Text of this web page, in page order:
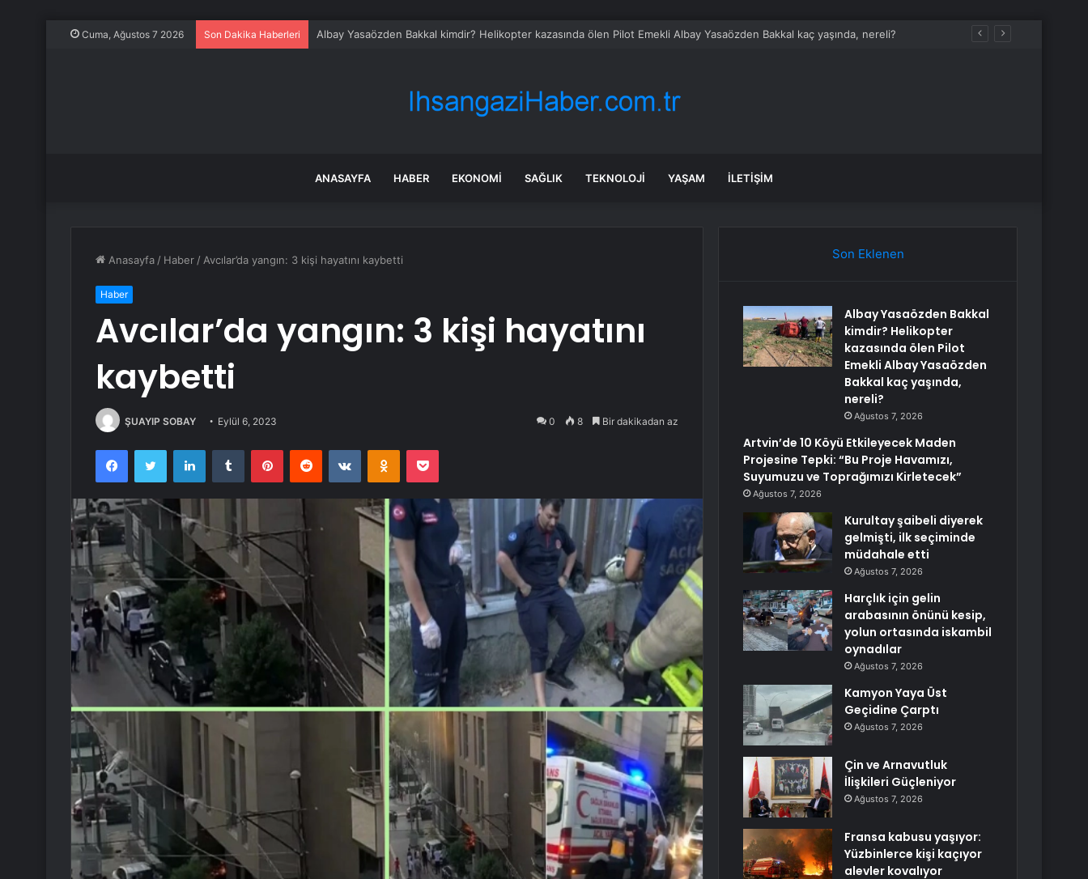
Cuma, Ağustos 7 2026 Son Dakika Haberleri Albay Yasaözden Bakkal kimdir? Helikopter kazasında ölen Pilot Emekli Albay Yasaözden Bakkal kaç yaşında, nereli?
ANASAYFA HABER EKONOMI SAĞLIK TEKNOLOJI YAŞAM İLETIŞIM
Anasayfa / Haber / Avcılar’da yangın: 3 kişi hayatını kaybetti
Haber
Avcılar’da yangın: 3 kişi hayatını
kaybetti
ŞUAYIP SOBAY Eylül 6, 2023 0 8 Bir dakikadan az
FacebookTwitter LinkedInTumblr PinterestReddit VKontakteOdnoklassniki
Pocket
Son Eklenen
Albay Yasaözden Bakkal
kimdir? Helikopter
kazasında ölen Pilot
Emekli Albay Yasaözden
Bakkal kaç yaşında,
nereli?
Ağustos 7, 2026
Artvin’de 10 Köyü Etkileyecek Maden
Projesine Tepki: “Bu Proje Havamızı,
Suyumuzu ve Toprağımızı Kirletecek”
Ağustos 7, 2026
Kurultay şaibeli diyerek
gelmişti, ilk seçiminde
müdahale etti
Ağustos 7, 2026
Harçlık için gelin
arabasının önünü kesip,
yolun ortasında iskambil
oynadılar
Ağustos 7, 2026
Kamyon Yaya Üst
Geçidine Çarptı
Ağustos 7, 2026
Çin ve Arnavutluk
İlişkileri Güçleniyor
Ağustos 7, 2026
Fransa kabusu yaşıyor:
Yüzbinlerce kişi kaçıyor
alevler kovalıyor